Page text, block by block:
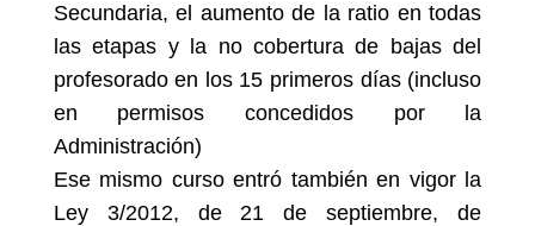
Secundaria, el aumento de la ratio en todas
las etapas y la no cobertura de bajas del
profesorado en los 15 primeros días (incluso
en permisos concedidos por la
Administración)
Ese mismo curso entró también en vigor la
Ley 3/2012, de 21 de septiembre, de